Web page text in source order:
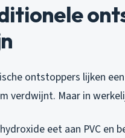
ontstoppers lijken
verdwijnt. Maar in
eet aan PVC en